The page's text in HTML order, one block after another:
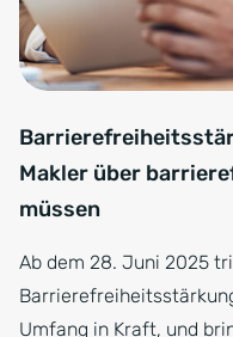
Makler über
müssen
Ab dem 28. Juni 2025
Umfang in Kraft, und